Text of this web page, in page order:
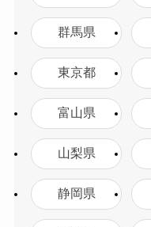
群馬県
東京都
富山県
山梨県
静岡県